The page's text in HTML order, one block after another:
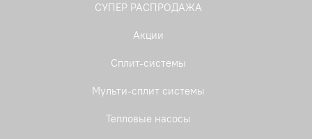
СУПЕР РАСПРОДАЖА
Акции
Сплит-системы
Мульти-сплит системы
Тепловые насосы